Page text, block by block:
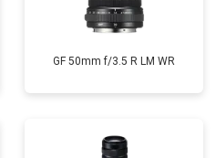
GF 50mm f/3.5 R LM WR